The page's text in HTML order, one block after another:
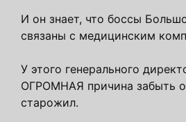
И он знает, что боссы
связаны с медицинским
У этого генерального
ОГРОМНАЯ причина забыть
старожил.